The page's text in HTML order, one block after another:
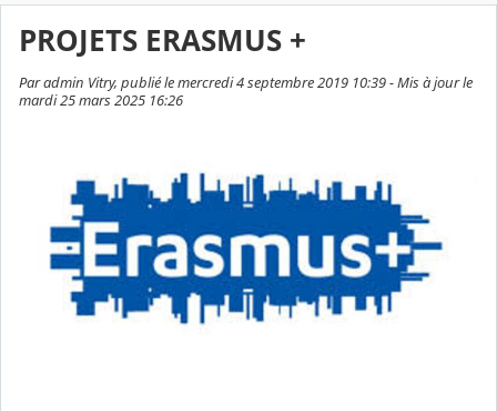
PROJETS ERASMUS +
Par admin Vitry, publié le mercredi 4 septembre 2019 10:39 - Mis à jour le
mardi 25 mars 2025 16:26